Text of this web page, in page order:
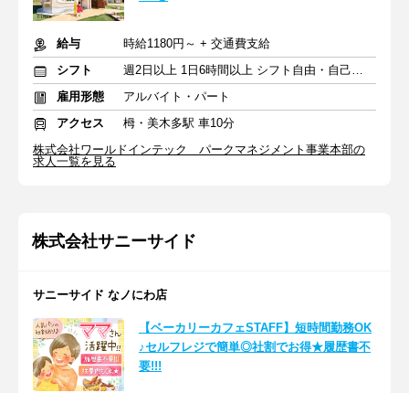
給与
時給1180円～ + 交通費支給
シフト
週2日以上 1日6時間以上 シフト自由・自己申告
雇用形態
アルバイト・パート
アクセス
栂・美木多駅 車10分
株式会社ワールドインテック パークマネジメント事業本部の
求人一覧を見る
株式会社サニーサイド
サニーサイド なノにわ店
【ベーカリーカフェSTAFF】短時間勤務OK
♪セルフレジで簡単◎社割でお得★履歴書不
要!!!